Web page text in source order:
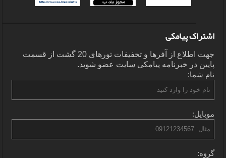
اشتراک پیامکی
جهت اطلاع از آفرها و تخفیفات تورهای 20 گشت از قسمت
پایین در خبرنامه پیامکی سایت عضو شوید.
نام شما:
موبایل:
گروه: